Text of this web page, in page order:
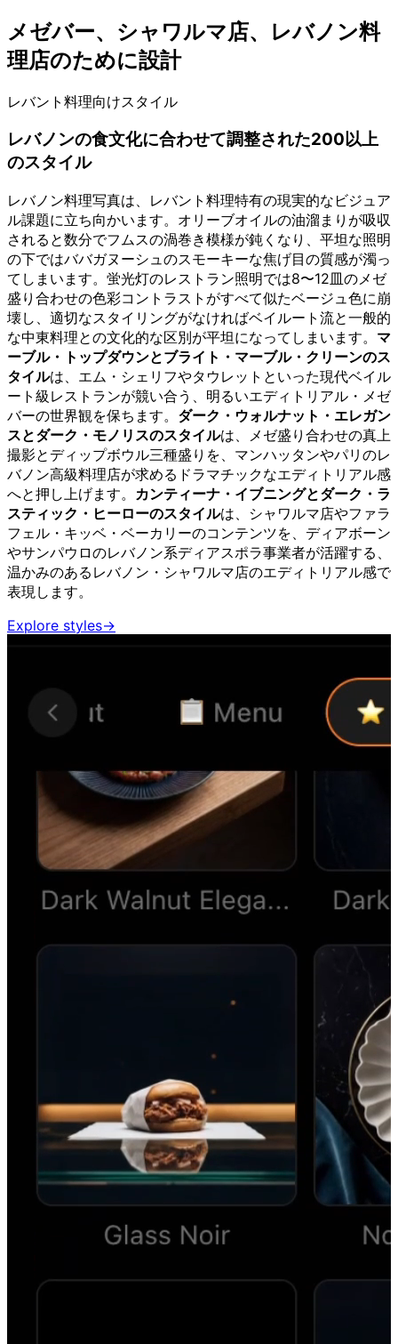
メゼバー、シャワルマ店、レバノン料
理店のために設計
レバント料理向けスタイル
レバノンの食文化に合わせて調整された200以上
のスタイル
レバノン料理写真は、レバント料理特有の現実的なビジュア
ル課題に立ち向かいます。オリーブオイルの油溜まりが吸収
されると数分でフムスの渦巻き模様が鈍くなり、平坦な照明
の下ではババガヌーシュのスモーキーな焦げ目の質感が濁っ
てしまいます。蛍光灯のレストラン照明では8〜12皿のメゼ
盛り合わせの色彩コントラストがすべて似たベージュ色に崩
壊し、適切なスタイリングがなければベイルート流と一般的
な中東料理との文化的な区別が平坦になってしまいます。 マ
ーブル・トップダウンとブライト・マーブル・クリーンのス
タイルは、エム・シェリフやタウレットといった現代ベイル
ート級レストランが競い合う、明るいエディトリアル・メゼ
バーの世界観を保ちます。 ダーク・ウォルナット・エレガン
スとダーク・モノリスのスタイルは、メゼ盛り合わせの真上
撮影とディップボウル三種盛りを、マンハッタンやパリのレ
バノン高級料理店が求めるドラマチックなエディトリアル感
へと押し上げます。 カンティーナ・イブニングとダーク・ラ
スティック・ヒーローのスタイルは、シャワルマ店やファラ
フェル・キッベ・ベーカリーのコンテンツを、ディアボーン
やサンパウロのレバノン系ディアスポラ事業者が活躍する、
温かみのあるレバノン・シャワルマ店のエディトリアル感で
表現します。
Explore styles→